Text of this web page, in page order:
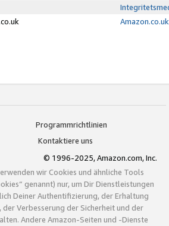
Programmrichtlinien
Kontaktiere uns
© 1996-2025, Amazon.com, Inc.
wir Cookies und ähnliche Tools
genannt) nur, um Dir Dienstleistungen
Deiner Authentifizierung, der Erhaltung
der Verbesserung der Sicherheit und der
Andere Amazon-Seiten und -Dienste